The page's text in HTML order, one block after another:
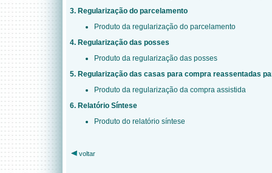
3. Regularização do parcelamento
Produto da regularização do parcelamento
4. Regularização das posses
Produto da regularização das posses
5. Regularização das casas para compra reassentadas
Produto da regularização da compra assistida
6. Relatório Síntese
Produto do relatório síntese
voltar